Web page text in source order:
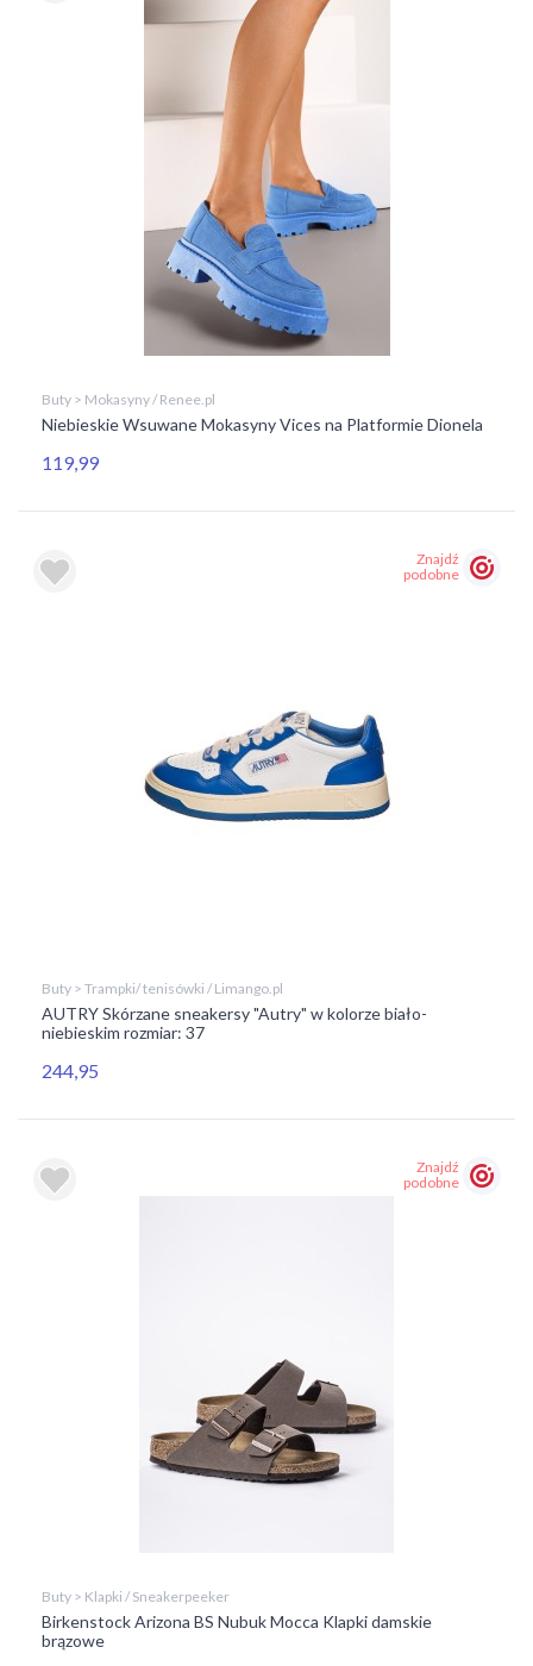
Buty > Mokasyny / Renee.pl
Niebieskie Wsuwane Mokasyny Vices na Platformie Dionela
119,99
Znajdź
podobne
Buty > Trampki/ tenisówki / Limango.pl
AUTRY Skórzane sneakersy "Autry" w kolorze biało-
niebieskim rozmiar: 37
244,95
Znajdź
podobne
Buty > Klapki / Sneakerpeeker
Birkenstock Arizona BS Nubuk Mocca Klapki damskie
brązowe